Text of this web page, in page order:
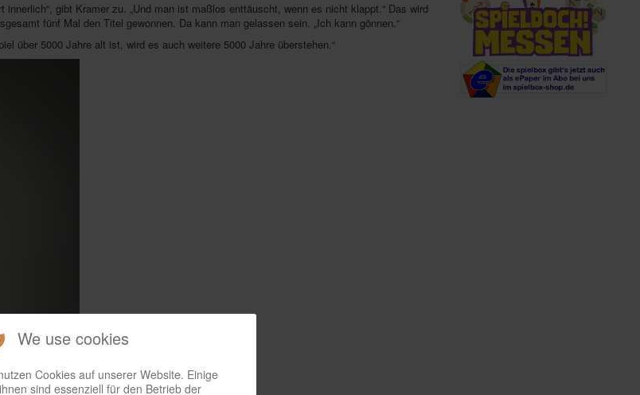
gibt Kramer zu. „Und man ist maßlos enttäuscht, wenn es nicht klappt.“ Das wird
fünf Mal den Titel gewonnen. Da kann man gelassen sein. „Ich kann gönnen.“
über 5000 Jahre alt ist, wird es auch weitere 5000 Jahre überstehen.“
Jahres)
We use cookies
Cookies auf unserer Website. Einige
sind essenziell für den Betrieb der